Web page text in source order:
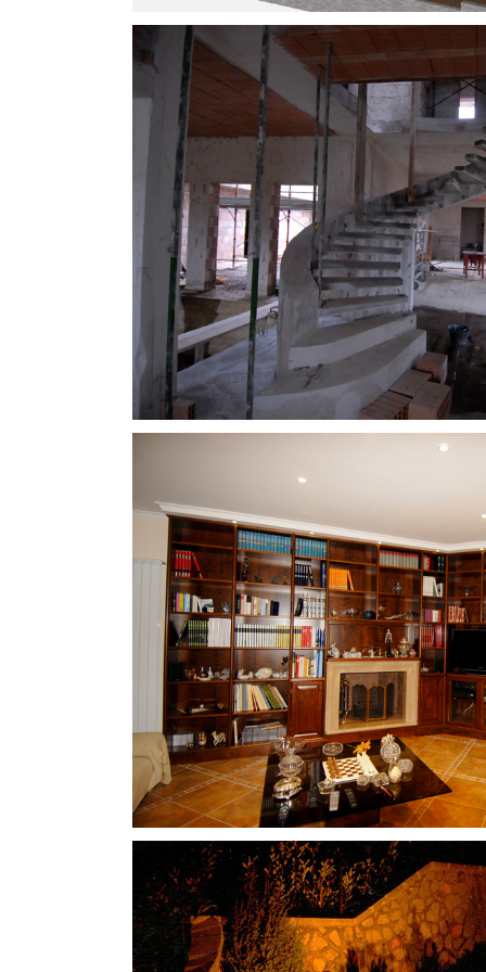
Ristrutturazioni
Arredo Interni
Design Interni
Arredo Interni
Design Interni